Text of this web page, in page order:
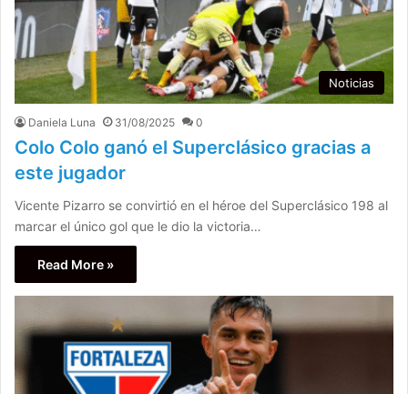
Noticias
Daniela Luna 31/08/2025 0
Colo Colo ganó el Superclásico gracias a
este jugador
Vicente Pizarro se convirtió en el héroe del Superclásico 198 al
marcar el único gol que le dio la victoria…
Read More »